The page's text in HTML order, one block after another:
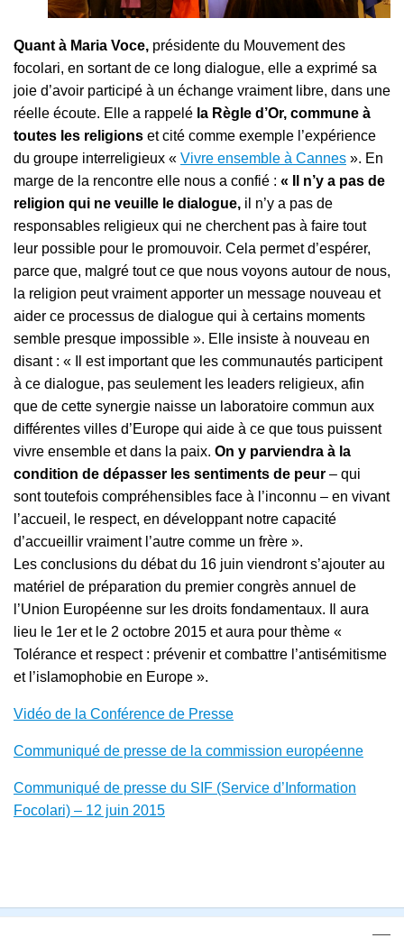
Quant à Maria Voce, présidente du Mouvement des
focolari, en sortant de ce long dialogue, elle a exprimé sa
joie d’avoir participé à un échange vraiment libre, dans une
réelle écoute. Elle a rappelé la Règle d’Or, commune à
toutes les religions et cité comme exemple l’expérience
du groupe interreligieux « Vivre ensemble à Cannes ». En
marge de la rencontre elle nous a confié : « Il n’y a pas de
religion qui ne veuille le dialogue, il n’y a pas de
responsables religieux qui ne cherchent pas à faire tout
leur possible pour le promouvoir. Cela permet d’espérer,
parce que, malgré tout ce que nous voyons autour de nous,
la religion peut vraiment apporter un message nouveau et
aider ce processus de dialogue qui à certains moments
semble presque impossible ». Elle insiste à nouveau en
disant : « Il est important que les communautés participent
à ce dialogue, pas seulement les leaders religieux, afin
que de cette synergie naisse un laboratoire commun aux
différentes villes d’Europe qui aide à ce que tous puissent
vivre ensemble et dans la paix. On y parviendra à la
condition de dépasser les sentiments de peur – qui
sont toutefois compréhensibles face à l’inconnu – en vivant
l’accueil, le respect, en développant notre capacité
d’accueillir vraiment l’autre comme un frère ».
Les conclusions du débat du 16 juin viendront s’ajouter au
matériel de préparation du premier congrès annuel de
l’Union Européenne sur les droits fondamentaux. Il aura
lieu le 1er et le 2 octobre 2015 et aura pour thème «
Tolérance et respect : prévenir et combattre l’antisémitisme
et l’islamophobie en Europe ».
Vidéo de la Conférence de Presse
Communiqué de presse de la commission européenne
Communiqué de presse du SIF (Service d’Information
Focolari) – 12 juin 2015